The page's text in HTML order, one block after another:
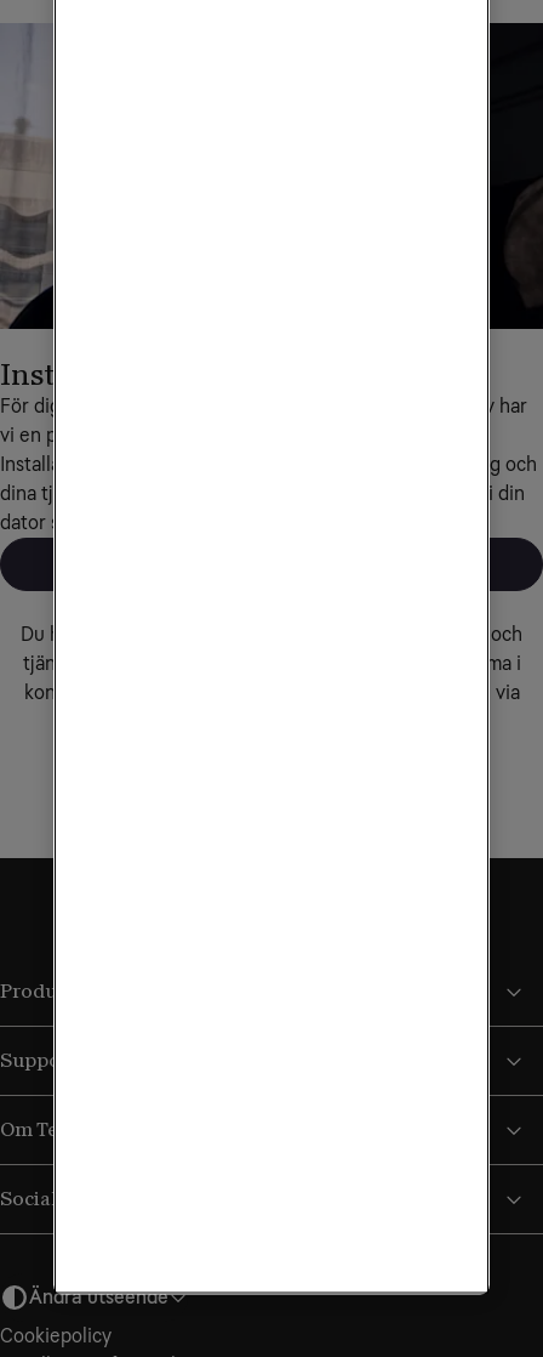
Installera själv
För dig som vill installera bredband eller fast telefoni själv har
vi en personligt anpassad installationshjälp i vår
Installationsguide. Guiden är anpassad efter din utrustning och
dina tjänster hos Tele2 Företag. Guiden fungerar lika bra i din
dator som i din surfplatta eller mobiltelefon.
Du hittar information och hjälp som rör våra produkter och
tjänster i vår
Om du behöver komma i
kontakt med oss, kan du hitta telefonnummer och mejl via
Produkter och tjänster
Support
Om Tele2
Sociala medier
Ändra utseende
Cookiepolicy